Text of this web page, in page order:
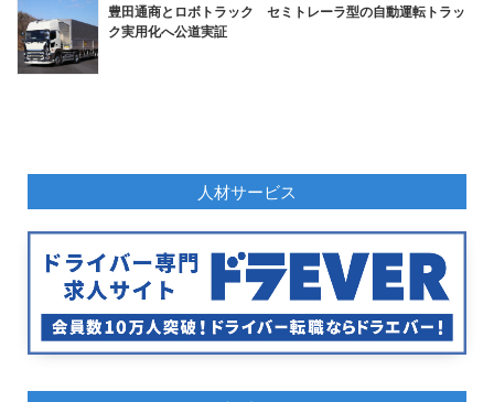
豊田通商とロボトラック セミトレーラ型の自動運転トラッ
ク実用化へ公道実証
人材サービス